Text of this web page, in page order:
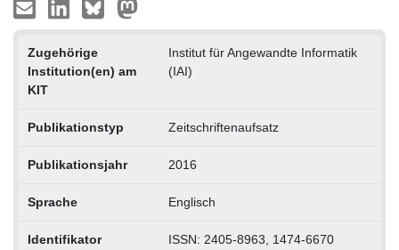
Zugehörige
Institution(en) am
KIT
Institut für Angewandte Informatik
(IAI)
Publikationstyp Zeitschriftenaufsatz
Publikationsjahr 2016
Sprache Englisch
Identifikator
ISSN: 2405-8963, 1474-6670